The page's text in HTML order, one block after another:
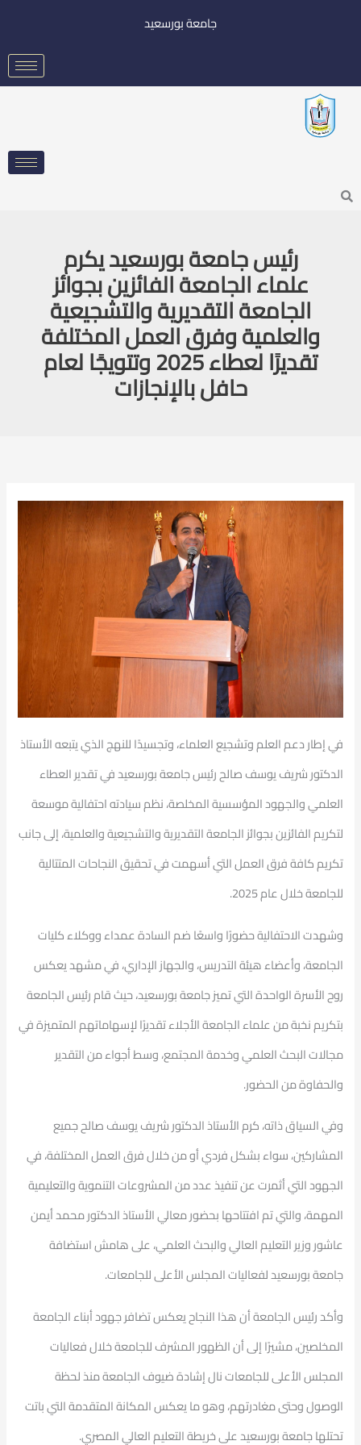
جامعة بورسعيد
Search
رئيس جامعة بورسعيد يكرم
علماء الجامعة الفائزين بجوائز
الجامعة التقديرية والتشجيعية
والعلمية وفرق العمل المختلفة
تقديرًا لعطاء 2025 وتتويجًا لعام
حافل بالإنجازات
في إطار دعم العلم وتشجيع العلماء، وتجسيدًا للنهج الذي يتبعه الأستاذ
الدكتور شريف يوسف صالح رئيس جامعة بورسعيد في تقدير العطاء
العلمي والجهود المؤسسية المخلصة، نظم سيادته احتفالية موسعة
لتكريم الفائزين بجوائز الجامعة التقديرية والتشجيعية والعلمية، إلى جانب
تكريم كافة فرق العمل التي أسهمت في تحقيق النجاحات المتتالية
للجامعة خلال عام 2025.
وشهدت الاحتفالية حضورًا واسعًا ضم السادة عمداء ووكلاء كليات
الجامعة، وأعضاء هيئة التدريس، والجهاز الإداري، في مشهد يعكس
روح الأسرة الواحدة التي تميز جامعة بورسعيد، حيث قام رئيس الجامعة
بتكريم نخبة من علماء الجامعة الأجلاء تقديرًا لإسهاماتهم المتميزة في
مجالات البحث العلمي وخدمة المجتمع، وسط أجواء من التقدير
والحفاوة من الحضور.
وفي السياق ذاته، كرم الأستاذ الدكتور شريف يوسف صالح جميع
المشاركين، سواء بشكل فردي أو من خلال فرق العمل المختلفة، في
الجهود التي أثمرت عن تنفيذ عدد من المشروعات التنموية والتعليمية
المهمة، والتي تم افتتاحها بحضور معالي الأستاذ الدكتور محمد أيمن
عاشور وزير التعليم العالي والبحث العلمي، على هامش استضافة
جامعة بورسعيد لفعاليات المجلس الأعلى للجامعات.
وأكد رئيس الجامعة أن هذا النجاح يعكس تضافر جهود أبناء الجامعة
المخلصين، مشيرًا إلى أن الظهور المشرف للجامعة خلال فعاليات
المجلس الأعلى للجامعات نال إشادة ضيوف الجامعة منذ لحظة
الوصول وحتى مغادرتهم، وهو ما يعكس المكانة المتقدمة التي باتت
تحتلها جامعة بورسعيد على خريطة التعليم العالي المصري.